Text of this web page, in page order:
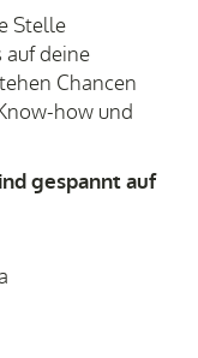
Stelle
auf deine
Chancen
how und
gespannt auf